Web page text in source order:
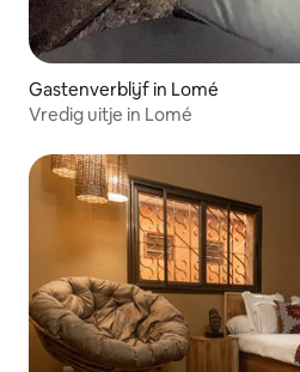
Gastenverblijf in Lomé
Vredig uitje in Lomé